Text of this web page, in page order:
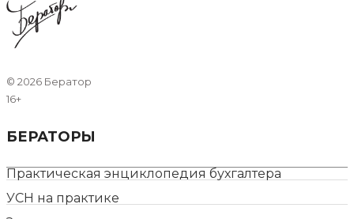
© 2026 Бератор
16+
БЕРАТОРЫ
Практическая энциклопедия бухгалтера
УСН на практике